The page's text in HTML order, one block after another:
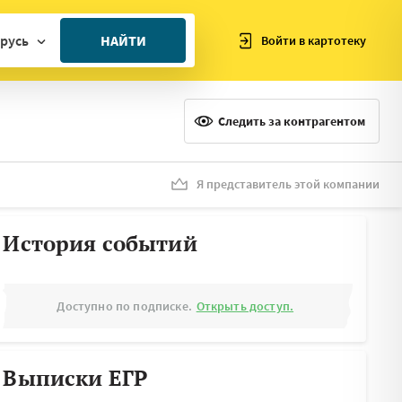
НАЙТИ Войти в картотеку
Следить за контрагентом
Я представитель этой компании
История событий
Доступно по подписке. Открыть доступ.
Выписки ЕГР